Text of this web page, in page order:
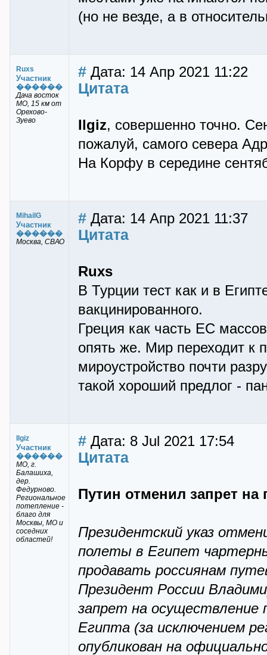
(но не везде, а в
Ruxs
Участник
������
Дача восток
МО, 15 км от
Орехово-
Зуево
# Дата: 14 Апр 2021 11:22
Цитата
Ilgiz, совершенно точно.
пожалуй, самого севера
На Корфу в середине
MihailG
Участник
������
Москва, СВАО
# Дата: 14 Апр 2021 11:37
Цитата
Ruxs
В Турции тест как и в
вакцинированного.
Греция как часть ЕС
опять же. Мир переходит к
мироустройство почти
такой хороший предлог -
Ilgiz
Участник
������
МО, г.
Балашиха,
дер.
Федурново.
Региональное
потепление -
благо для
Москвы, МО и
соседних
областей!
# Дата: 8 Jul 2021 17:54
Цитата
Путин отменил запрет на
Президентский указ
полеты в Египет
продавать россиянам
Президент России
запрет на осуществление
Египта (за исключением
опубликован на